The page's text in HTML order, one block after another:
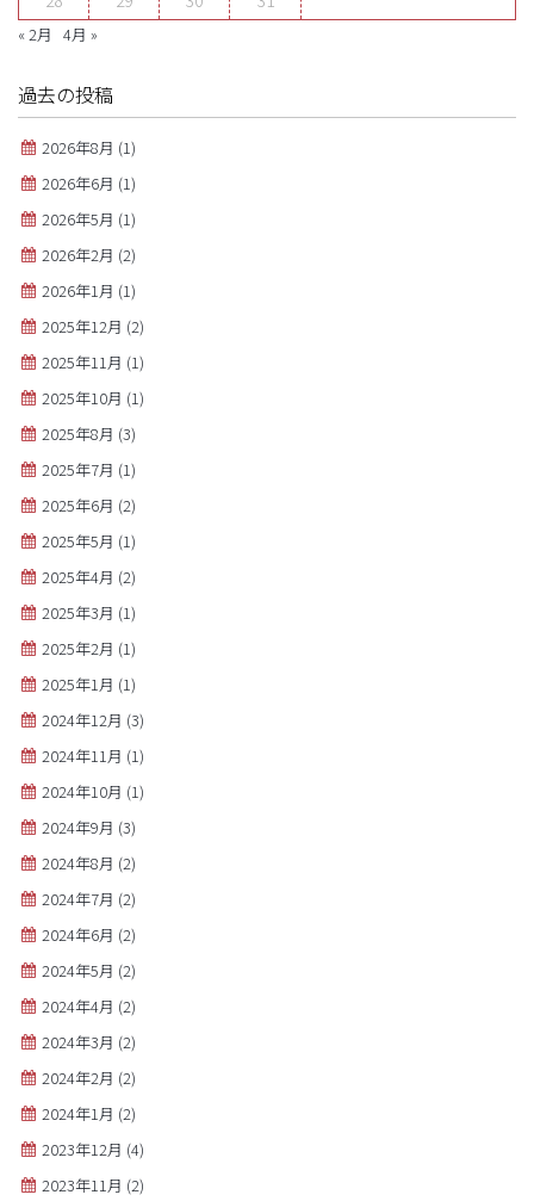
« 2月 4月 »
過去の投稿
2026年8月 (1)
2026年6月 (1)
2026年5月 (1)
2026年2月 (2)
2026年1月 (1)
2025年12月 (2)
2025年11月 (1)
2025年10月 (1)
2025年8月 (3)
2025年7月 (1)
2025年6月 (2)
2025年5月 (1)
2025年4月 (2)
2025年3月 (1)
2025年2月 (1)
2025年1月 (1)
2024年12月 (3)
2024年11月 (1)
2024年10月 (1)
2024年9月 (3)
2024年8月 (2)
2024年7月 (2)
2024年6月 (2)
2024年5月 (2)
2024年4月 (2)
2024年3月 (2)
2024年2月 (2)
2024年1月 (2)
2023年12月 (4)
2023年11月 (2)